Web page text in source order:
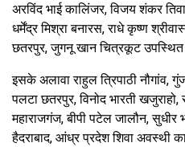
अरविंद भाई कालिंजर, विजय शंकर
धर्मेंद्र मिश्रा बनारस, राधे कृष्ण
छतरपुर, जुगनू खान चित्रकूट उपस्थित
इसके अलावा राहुल त्रिपाठी नौगांव,
पलटा छतरपुर, विनोद भारती
महाराजगंज, बीपी पटेल जालौन, सुधीर
हैदराबाद, आंध्र प्रदेश शिवा अवस्थी